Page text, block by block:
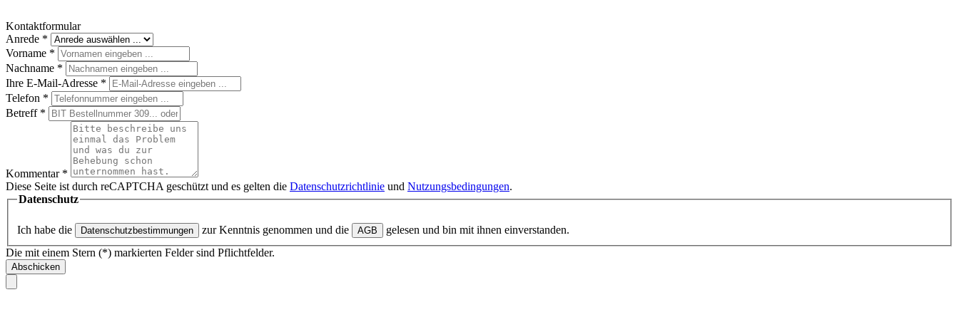
Kontaktformular
Anrede *
Vorname *
Nachname *
Ihre E-Mail-Adresse *
Telefon *
Betreff *
Kommentar *
Diese Seite ist durch reCAPTCHA geschützt und es gelten die Datenschutzrichtlinie und Nutzungsbedingungen.
Datenschutz
Ich habe die Datenschutzbestimmungen zur Kenntnis genommen und die AGB
gelesen und bin mit ihnen einverstanden.
Die mit einem Stern (*) markierten Felder sind Pflichtfelder.
Abschicken